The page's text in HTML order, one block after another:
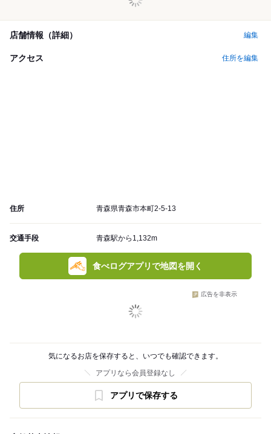
店舗情報（詳細） 編集
アクセス 住所を編集
住所 青森県青森市本町2-5-13
交通手段 青森駅から1,132m
食べログアプリで地図を開く
広告を非表示
気になるお店を保存すると、いつでも確認できます。
アプリなら会員登録なし
アプリで保存する